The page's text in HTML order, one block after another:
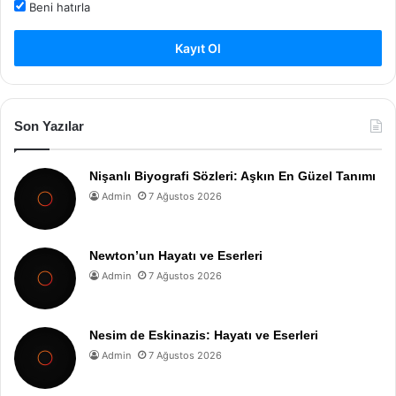
Beni hatırla
Kayıt Ol
Son Yazılar
Nişanlı Biyografi Sözleri: Aşkın En Güzel Tanımı
Admin 7 Ağustos 2026
Newton’un Hayatı ve Eserleri
Admin 7 Ağustos 2026
Nesim de Eskinazis: Hayatı ve Eserleri
Admin 7 Ağustos 2026